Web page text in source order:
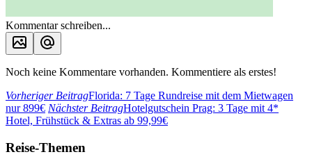
Kommentar schreiben...
Noch keine Kommentare vorhanden. Kommentiere als erstes!
Vorheriger BeitragFlorida: 7 Tage Rundreise mit dem Mietwagen
nur 899€ Nächster BeitragHotelgutschein Prag: 3 Tage mit 4*
Hotel, Frühstück & Extras ab 99,99€
Reise-Themen